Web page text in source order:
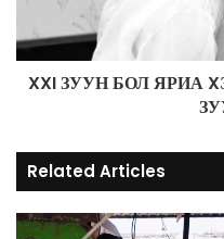
XXI ЗУУН БОЛ ЯРИА
Related Articles